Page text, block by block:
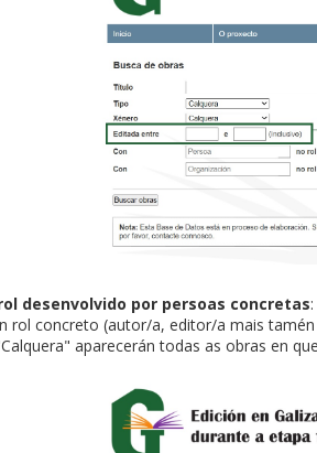
desenvolvido por persoas concretas
rol concreto (autor/a, editor/a mais
aparecerán todas as obras en